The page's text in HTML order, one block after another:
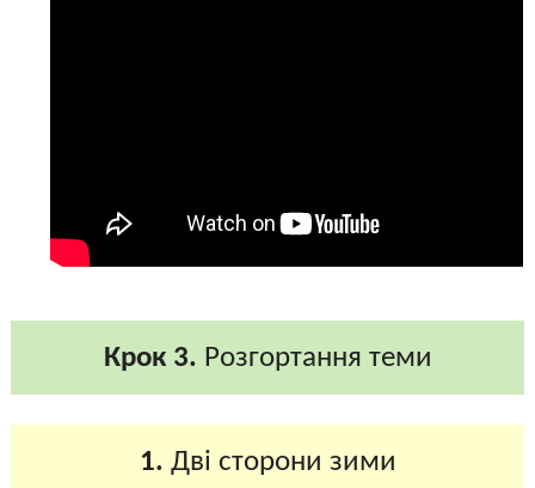
Крок 3. Розгортання теми
1. Дві сторони зими